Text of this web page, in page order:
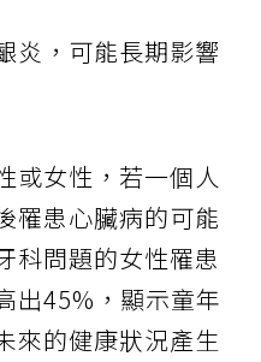
炎，可能長期影響
或女性，若一個人
罹患心臟病的可能
科問題的女性罹患
出45%，顯示童年
來的健康狀況產生